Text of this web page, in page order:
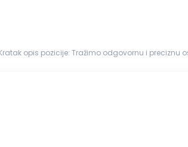
opis pozicije: Tražimo odgovornu i preciznu